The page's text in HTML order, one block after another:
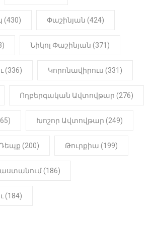
ԻՐԱԴԱՐՁԱՅԻՆ 22:01
մանկապղծության համար
մարմինը
Փաշինյան (424)
Նիկոլ Փաշինյան (371)
(336) Կորոնավիրուս (331)
Ողբերգական Ավտովթար (276)
Խոշոր Ավտովթար (249)
(200) Թուրքիա (199)
(186)
(184)